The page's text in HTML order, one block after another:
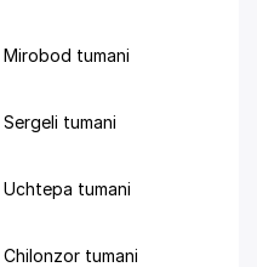
tumani
tumani
tumani
tumani